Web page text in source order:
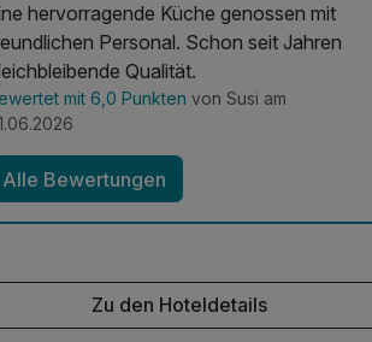
hervorragende Küche genossen mit
Personal. Schon seit Jahren
Qualität.
mit 6,0 Punkten von Susi am
Alle Bewertungen
Zu den Hoteldetails